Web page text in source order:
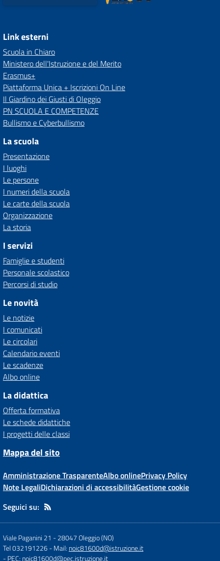
Link esterni
Scuola in Chiaro
Ministero dell'Istruzione e del Merito
Erasmus+
Piattaforma Unica + Iscrizioni On Line
Il Giardino dei Giusti di Oleggio
PN SCUOLA E COMPETENZE
Bullismo e Cyberbullismo
La scuola
Presentazione
I luoghi
Le persone
I numeri della scuola
Le carte della scuola
Organizzazione
La storia
I servizi
Famiglie e studenti
Personale scolastico
Percorsi di studio
Le novità
Le notizie
I comunicati
Le circolari
Calendario eventi
Le scadenze
Albo online
La didattica
Offerta formativa
Le schede didattiche
I progetti delle classi
Mappa del sito
Amministrazione TrasparenteAlbo onlinePrivacy Policy
Note LegaliDichiarazioni di accessibilitàGestione cookie
Seguici su:
Viale Paganini 21 -28047 Oleggio (NO)
Tel 032191226- Mail: noic81600d@istruzione.it
- PEC: noic81600d@pec.istruzione.it